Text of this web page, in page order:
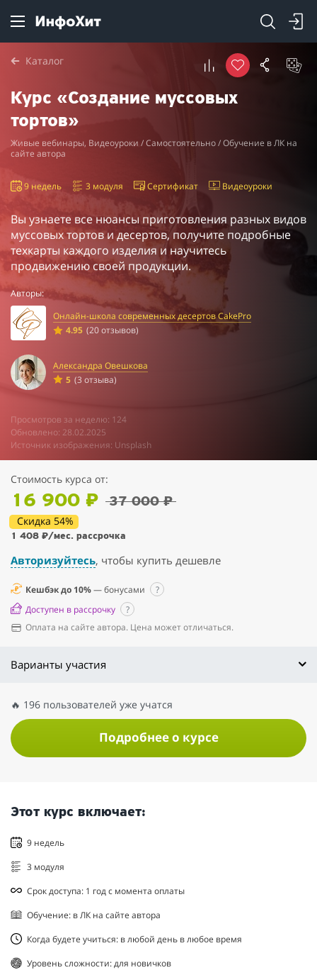
Каталог
Курс «Создание муссовых
тортов»
Живые вебинары, Видеоуроки / Самостоятельно / Обучение в ЛК на
сайте автора
9 недель 3 модуля Сертификат Видеоуроки
Вы узнаете все нюансы приготовления разных видов
муссовых тортов и десертов, получите подробные
техкарты каждого изделия и научитесь
продвижению своей продукции.
Авторы:
Онлайн-школа современных десертов CakePro
4.95 (20 отзывов)
Александра Овешкова
5 (3 отзыва)
Просмотров за неделю: 124
Обновлено: 28.02.2025
Источник изображения: Unsplash
Стоимость курса от:
16 900 ₽ 37 000 ₽
Скидка 54%
1 408 ₽/мес. рассрочка
Авторизуйтесь, чтобы купить дешевле
Кешбэк до 10%— бонусами
?
Доступен в рассрочку
?
Оплата на сайте автора. Цена может отличаться.
Варианты участия
🔥 196 пользователей уже учатся
Подробнее о курсе
Этот курс включает:
9 недель
3 модуля
Срок доступа: 1 год с момента оплаты
Обучение: в ЛК на сайте автора
Когда будете учиться: в любой день в любое время
Уровень сложности: для новичков